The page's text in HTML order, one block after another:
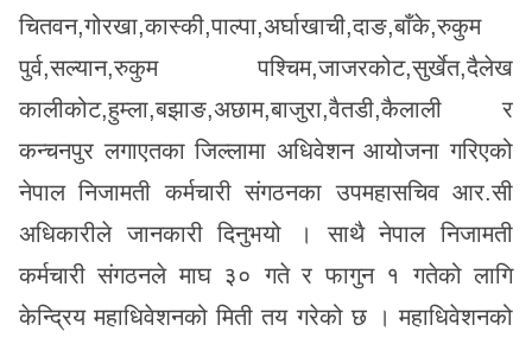
चितवन,गोरखा,कास्की,पाल्पा,अर्घाखाची,दाङ,बाँके,रुकुम
पुर्व,सल्यान,रुकुम पश्चिम,जाजरकोट,सुर्खेत,दैलेख
कालीकोट,हुम्ला,बझाङ,अछाम,बाजुरा,वैतडी,कैलाली र
कन्चनपुर लगाएतका जिल्लामा अधिवेशन आयोजना गरिएको
नेपाल निजामती कर्मचारी संगठनका उपमहासचिव आर.सी
अधिकारीले जानकारी दिनुभयो । साथै नेपाल निजामती
कर्मचारी संगठनले माघ ३० गते र फागुन १ गतेको लागि
केन्द्रिय महाधिवेशनको मिती तय गरेको छ । महाधिवेशनको